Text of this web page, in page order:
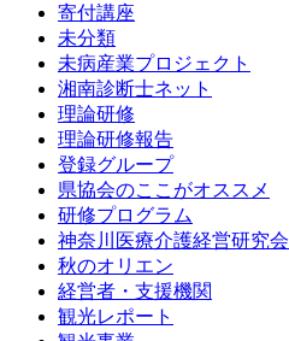
寄付講座
未分類
未病産業プロジェクト
湘南診断士ネット
理論研修
理論研修報告
登録グループ
県協会のここがオススメ
研修プログラム
神奈川医療介護経営研究会
秋のオリエン
経営者・支援機関
観光レポート